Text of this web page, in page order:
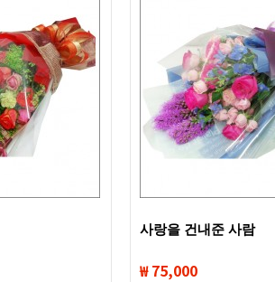
사랑을 건내준 사람
₩ 75,000